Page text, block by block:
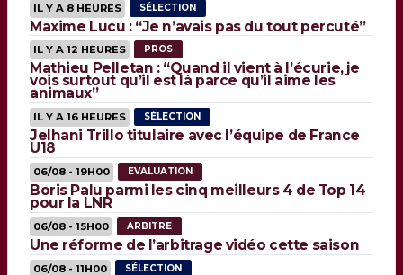
IL Y A 8 HEURES SÉLECTION
Maxime Lucu : “Je n’avais pas du tout percuté”
IL Y A 12 HEURES PROS
Mathieu Pelletan : “Quand il vient à l’écurie, je
vois surtout qu’il est là parce qu’il aime les
animaux”
IL Y A 16 HEURES SÉLECTION
Jelhani Trillo titulaire avec l’équipe de France
U18
06/08 - 19H00 EVALUATION
Boris Palu parmi les cinq meilleurs 4 de Top 14
pour la LNR
06/08 - 15H00 ARBITRE
Une réforme de l’arbitrage vidéo cette saison
06/08 - 11H00 SÉLECTION